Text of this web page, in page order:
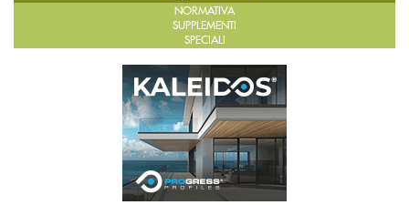
NORMATIVA
SUPPLEMENTI
SPECIALI